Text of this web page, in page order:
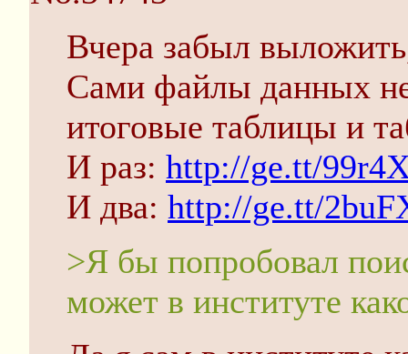
Вчера забыл
Сами файлы данных
итоговые таблицы и
И раз: http://ge.tt/
И два: http://ge.tt/
>Я бы попробовал
может в институте